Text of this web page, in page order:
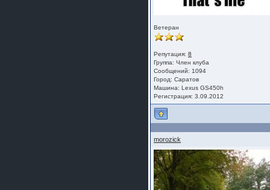
Ветеран
Репутация:8
Группа:Член клуба
Сообщений: 1094
Город: Саратов
Машина: Lexus GS450h
Регистрация: 3.09.2012
morozick